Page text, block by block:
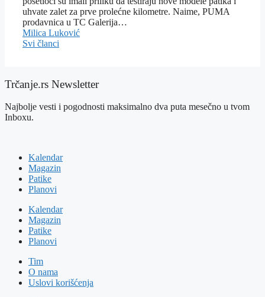
uhvate zalet za prve prolećne kilometre. Naime, PUMA
prodavnica u TC Galerija…
Milica Luković
Svi članci
Trčanje.rs Newsletter
Najbolje vesti i pogodnosti maksimalno dva puta mesečno u tvom
Inboxu.
Kalendar
Magazin
Patike
Planovi
Kalendar
Magazin
Patike
Planovi
Tim
O nama
Uslovi korišćenja